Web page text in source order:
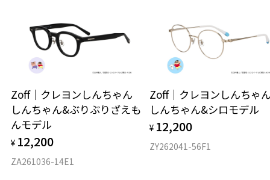
※着脱式サングラス：デモレンズ、アタッチメント込みの重さ
タイプ
材質
フロント素材：アセテート
Zoff｜クレヨンしんちゃん
しんちゃん&ぶりぶりざえも
んモデル
¥ 12,200
ZA261036-14E1
Zoff｜クレヨンしんち
しんちゃん&シロモデル
¥ 12,200
ZY262041-56F1